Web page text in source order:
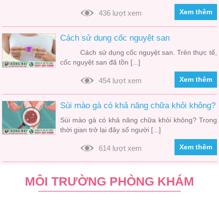
436 lượt xem Xem thêm
Cách sử dụng cốc nguyệt san
Cách sử dụng cốc nguyệt san. Trên thực tế,
cốc nguyệt san đã tồn [...]
454 lượt xem Xem thêm
Sùi mào gà có khả năng chữa khỏi không?
Sùi mào gà có khả năng chữa khỏi không? Trong
thời gian trở lại đây số người [...]
614 lượt xem Xem thêm
MÔI TRƯỜNG PHÒNG KHÁM